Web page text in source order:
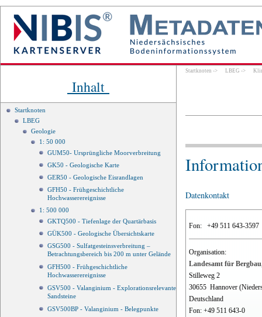
Inhalt
Startknoten
LBEG
Geologie
1: 50 000
GUM50- Ursprüngliche Moorverbreitung
GK50 - Geologische Karte
GER50 - Geologische Eisrandlagen
GFH50 - Frühgeschichtliche
Hochwasserereignisse
1: 500 000
GKTQ500 - Tiefenlage der Quartärbasis
GÜK500 - Geologische Übersichtskarte
GSG500 - Sulfatgesteinsverbreitung –
Betrachtungsbereich bis 200 m unter Gelände
GFH500 - Frühgeschichtliche
Hochwasserereignisse
GSV500 - Valanginium - Explorationsrelevante
Sandsteine
GSV500BP - Valanginium - Belegpunkte
Startknoten -> LBEG ->
Datenkontakt
Fon: +49 511 643-3597
Organisation:
Landesamt für
Stilleweg 2
30655 Hannover
Deutschland
Fon: +49 511 643-0